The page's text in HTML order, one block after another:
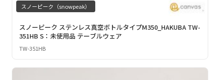
スノーピーク（snowpeak）
スノーピーク ステンレス真空ボトルタイプM350_HAKUBA TW-
351HB S：未使用品 テーブルウェア
TW-351HB